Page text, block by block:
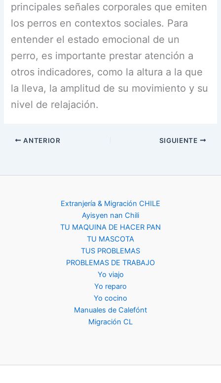
principales señales corporales que emiten
los perros en contextos sociales. Para
entender el estado emocional de un
perro, es importante prestar atención a
otros indicadores, como la altura a la que
la lleva, la amplitud de su movimiento y su
nivel de relajación.
ANTERIOR SIGUIENTE
Extranjería & Migración CHILE
Ayisyen nan Chili
TU MAQUINA DE HACER PAN
TU MASCOTA
TUS PROBLEMAS
PROBLEMAS DE TRABAJO
Yo viajo
Yo reparo
Yo cocino
Manuales de Calefónt
Migración CL